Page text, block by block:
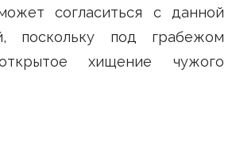
согласиться с данной
поскольку под грабежом
хищение чужого